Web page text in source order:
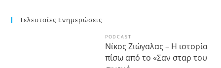
Τελευταίες Ενημερώσεις
PODCAST
Νίκος Ζιώγαλας – Η ιστορία
πίσω από το «Σαν σταρ του